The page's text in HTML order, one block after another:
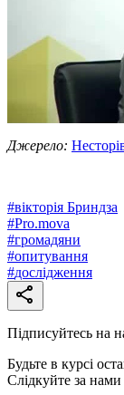
Джерело:
#вікторія Бриндза
#Pro.mova
#громадяни
#опитування
#дослідження
Підписуйтесь на
Будьте в курсі
Слідкуйте за